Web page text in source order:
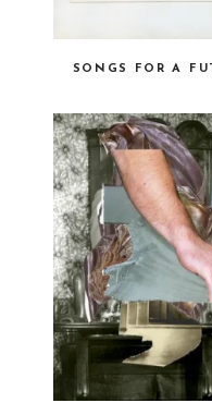
SONGS FOR A